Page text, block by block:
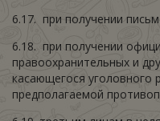
6.17. при получении
6.18. при получении
правоохранительных и
касающегося уголовного
предполагаемой